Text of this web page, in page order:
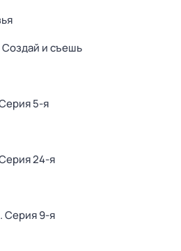
Создай и съешь
5-я
24-я
. Серия 9-я